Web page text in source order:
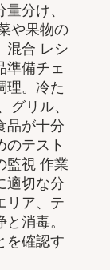
分け、
や果物の
混合 レシ
準備チェ
理。冷た
グリル、
品が十分
のテスト
監視 作業
適切な分
リア、テ
消毒。
を確認す